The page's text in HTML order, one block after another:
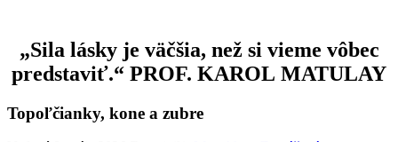
„Sila lásky je väčšia, než si vieme vôbec
predstaviť.“ PROF. KAROL MATULAY
Topoľčianky, kone a zubre